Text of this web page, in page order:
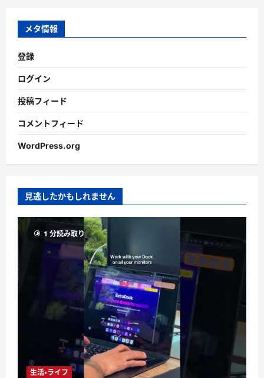
ブ
メタ情報
登録
ログイン
投稿フィード
コメントフィード
WordPress.org
見逃したかもしれません
1 分読み取り
生活・ライフ